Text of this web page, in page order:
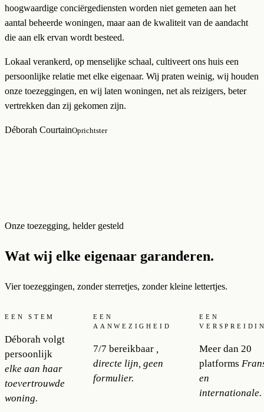
hoogwaardige conciërgediensten worden niet gemeten aan het
aantal beheerde woningen, maar aan de kwaliteit van de aandacht
die aan elk ervan wordt besteed.
Lokaal verankerd, op menselijke schaal, cultiveert ons huis een
persoonlijke relatie met elke eigenaar. Wij praten weinig, wij houden
onze toezeggingen, en wij laten woningen, net als reizigers, beter
vertrekken dan zij gekomen zijn.
Déborah CourtainOprichtster
Onze toezegging, helder gesteld
Wat wij elke eigenaar garanderen.
Vier toezeggingen, zonder sterretjes, zonder kleine lettertjes.
EEN STEM
Déborah volgt
persoonlijk
elke aan haar
toevertrouwde
woning.
EEN
AANWEZIGHEID
7/7 bereikbaar ,
directe lijn, geen
formulier.
EEN
Meer dan 20
platforms
en
internationale.